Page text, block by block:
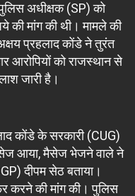
अधीक्षक (SP) को
मांग की थी। मामले की
प्रहलाद कोंडे ने तुरंत
आरोपियों को राजस्थान से
जारी है।
कोंडे के सरकारी (CUG)
आया, मैसेज भेजने वाले ने
दीपम सेठ बताया।
करने की मांग की। पुलिस